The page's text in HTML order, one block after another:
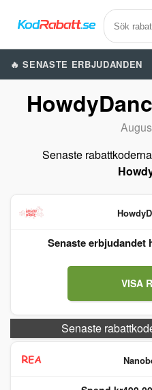
🔥 SENASTE ERBJUDANDEN
Senaste
Senaste erbjudandet
VISA
Senaste